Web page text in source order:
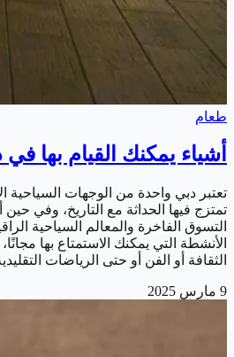
طعام
أشياء يمكنك القيام بها
تعتبر دبي واحدة من الوجهات السياحية
تمتزج فيها الحداثة مع التاريخ، وفي
التسوق الفاخرة والمعالم السياحية
الأنشطة التي يمكنك الاستمتاع بها
الثقافة أو الفن أو حتى الرياضات
9 مارس 2025